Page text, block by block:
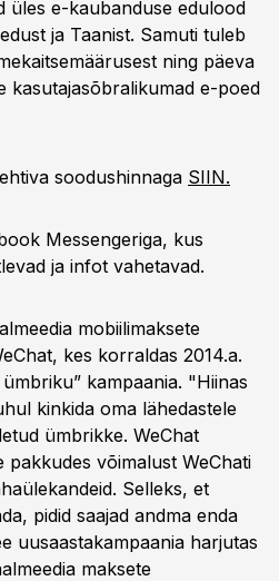
üles e-kaubanduse edulood
ja Taanist. Samuti tuleb
ning päeva
kasutajasõbralikumad e-poed
soodushinnaga SIIN.
Messengeriga, kus
ja infot vahetavad.
mobiilimaksete
kes korraldas 2014.a.
kampaania. "Hiinas
kinkida oma lähedastele
ümbrikke. WeChat
pakkudes võimalust WeChati
Selleks, et
pidid saajad andma enda
uusaastakampaania harjutas
maksete